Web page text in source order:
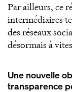
Par ailleurs, ce
intermédiaires
des réseaux
désormais à
Une nouvelle
transparence